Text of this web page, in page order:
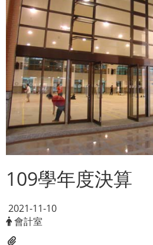
109學年度決算
2021-11-10
會計室